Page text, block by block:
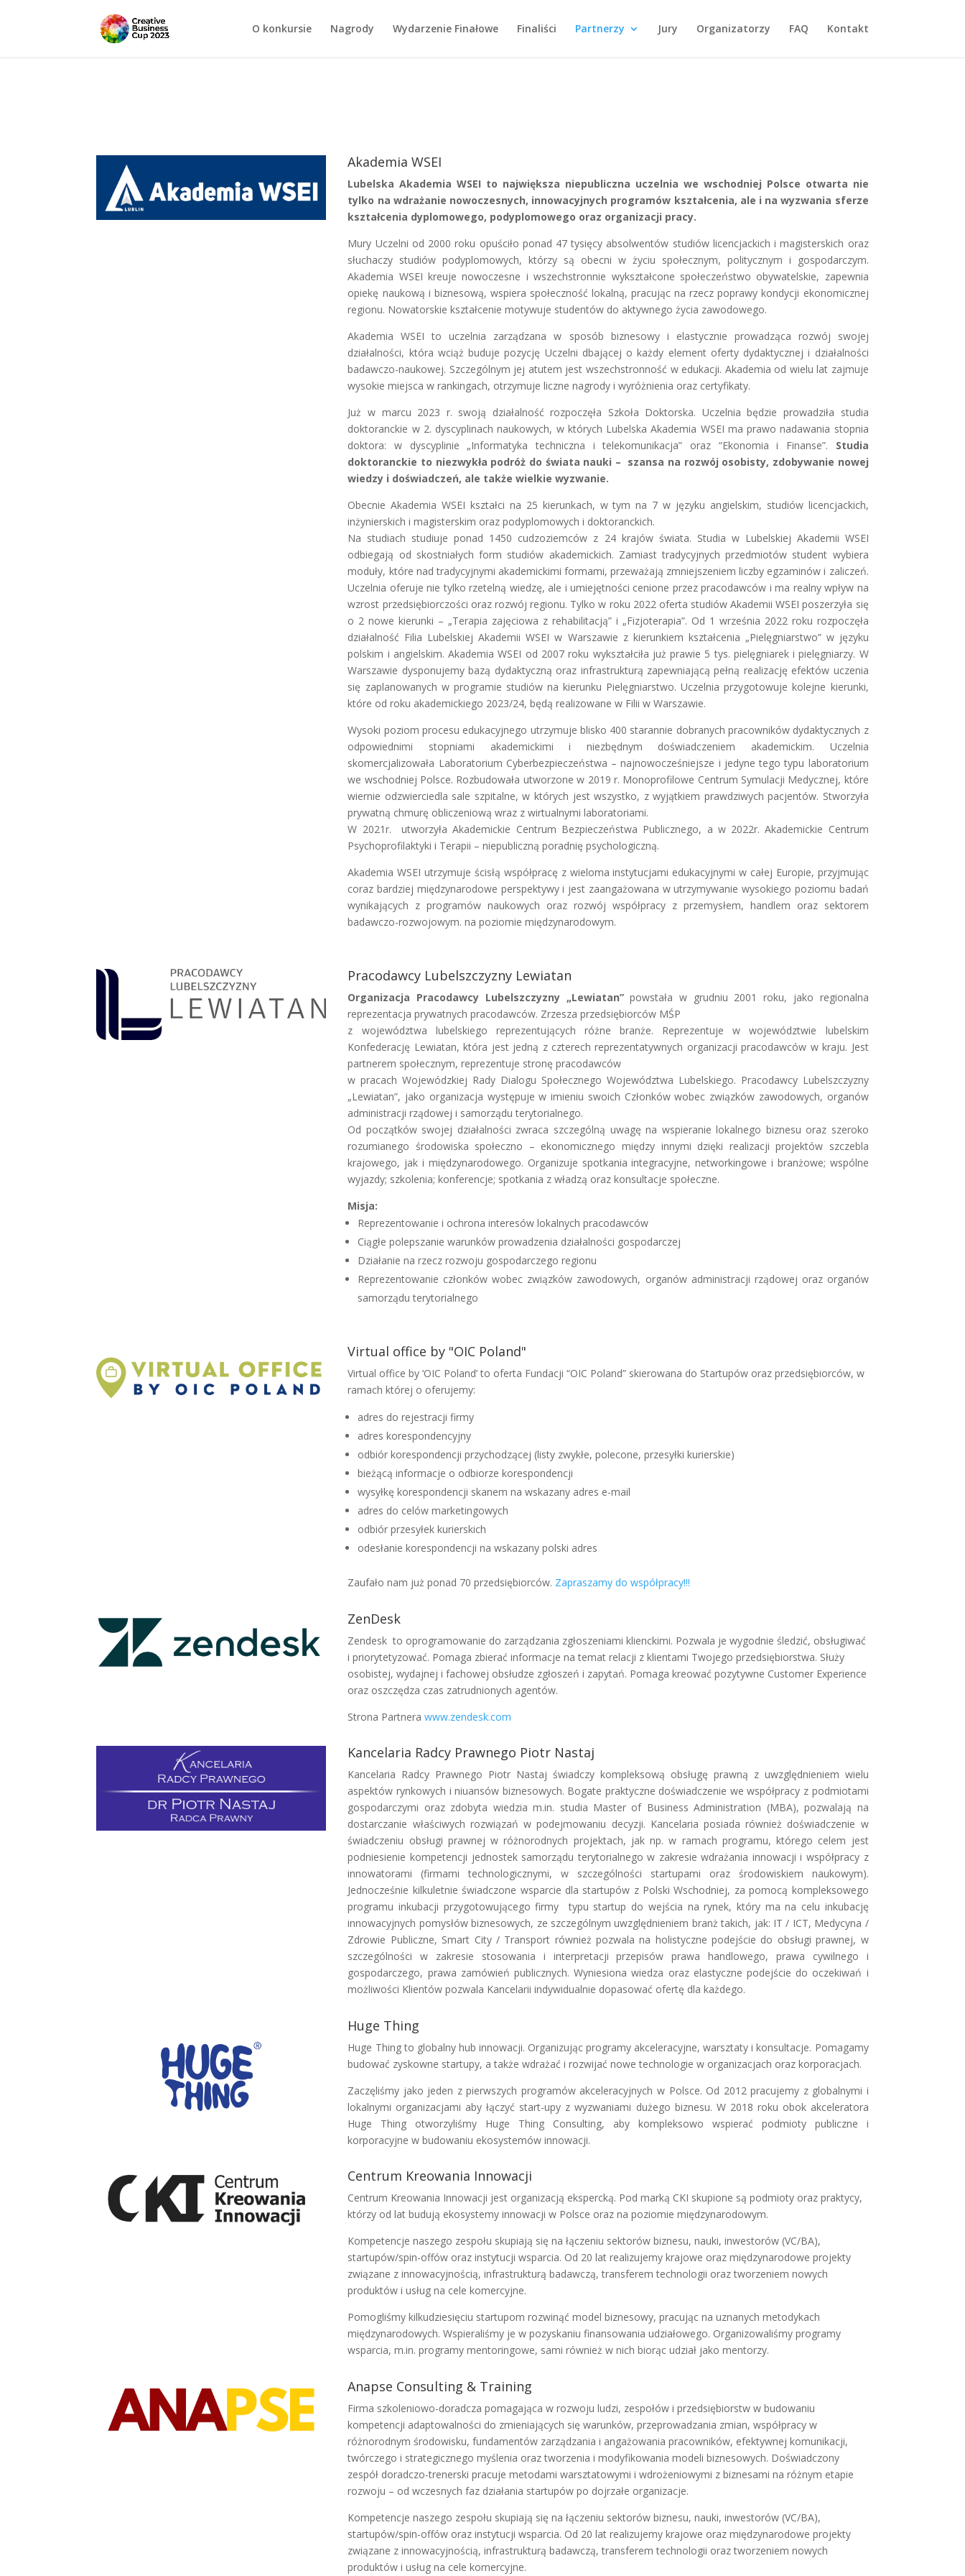
O konkursie Nagrody Wydarzenie Finałowe Finaliści Partnerzy Jury Organizatorzy FAQ Kontakt
Akademia WSEI
Lubelska Akademia WSEI to największa niepubliczna uczelnia we wschodniej Polsce otwarta nie
tylko na wdrażanie nowoczesnych, innowacyjnych programów kształcenia, ale i na wyzwania sferze
kształcenia dyplomowego, podyplomowego oraz organizacji pracy.
Mury Uczelni od 2000 roku opuściło ponad 47 tysięcy absolwentów studiów licencjackich i magisterskich oraz
słuchaczy studiów podyplomowych, którzy są obecni w życiu społecznym, politycznym i gospodarczym.
Akademia WSEI kreuje nowoczesne i wszechstronnie wykształcone społeczeństwo obywatelskie, zapewnia
opiekę naukową i biznesową, wspiera społeczność lokalną, pracując na rzecz poprawy kondycji ekonomicznej
regionu. Nowatorskie kształcenie motywuje studentów do aktywnego życia zawodowego.
Akademia WSEI to uczelnia zarządzana w sposób biznesowy i elastycznie prowadząca rozwój swojej
działalności, która wciąż buduje pozycję Uczelni dbającej o każdy element oferty dydaktycznej i działalności
badawczo-naukowej. Szczególnym jej atutem jest wszechstronność w edukacji. Akademia od wielu lat zajmuje
wysokie miejsca w rankingach, otrzymuje liczne nagrody i wyróżnienia oraz certyfikaty.
Już w marcu 2023 r. swoją działalność rozpoczęła Szkoła Doktorska. Uczelnia będzie prowadziła studia
doktoranckie w 2. dyscyplinach naukowych, w których Lubelska Akademia WSEI ma prawo nadawania stopnia
doktora: w dyscyplinie „Informatyka techniczna i telekomunikacja” oraz “Ekonomia i Finanse”. Studia
doktoranckie to niezwykła podróż do świata nauki – szansa na rozwój osobisty, zdobywanie nowej
wiedzy i doświadczeń, ale także wielkie wyzwanie.
Obecnie Akademia WSEI kształci na 25 kierunkach, w tym na 7 w języku angielskim, studiów licencjackich,
inżynierskich i magisterskim oraz podyplomowych i doktoranckich.
Na studiach studiuje ponad 1450 cudzoziemców z 24 krajów świata. Studia w Lubelskiej Akademii WSEI
odbiegają od skostniałych form studiów akademickich. Zamiast tradycyjnych przedmiotów student wybiera
moduły, które nad tradycyjnymi akademickimi formami, przeważają zmniejszeniem liczby egzaminów i zaliczeń.
Uczelnia oferuje nie tylko rzetelną wiedzę, ale i umiejętności cenione przez pracodawców i ma realny wpływ na
wzrost przedsiębiorczości oraz rozwój regionu. Tylko w roku 2022 oferta studiów Akademii WSEI poszerzyła się
o 2 nowe kierunki – „Terapia zajęciowa z rehabilitacją” i „Fizjoterapia”. Od 1 września 2022 roku rozpoczęła
działalność Filia Lubelskiej Akademii WSEI w Warszawie z kierunkiem kształcenia „Pielęgniarstwo” w języku
polskim i angielskim. Akademia WSEI od 2007 roku wykształciła już prawie 5 tys. pielęgniarek i pielęgniarzy. W
Warszawie dysponujemy bazą dydaktyczną oraz infrastrukturą zapewniającą pełną realizację efektów uczenia
się zaplanowanych w programie studiów na kierunku Pielęgniarstwo. Uczelnia przygotowuje kolejne kierunki,
które od roku akademickiego 2023/24, będą realizowane w Filii w Warszawie.
Wysoki poziom procesu edukacyjnego utrzymuje blisko 400 starannie dobranych pracowników dydaktycznych z
odpowiednimi stopniami akademickimi i niezbędnym doświadczeniem akademickim. Uczelnia
skomercjalizowała Laboratorium Cyberbezpieczeństwa – najnowocześniejsze i jedyne tego typu laboratorium
we wschodniej Polsce. Rozbudowała utworzone w 2019 r. Monoprofilowe Centrum Symulacji Medycznej, które
wiernie odzwierciedla sale szpitalne, w których jest wszystko, z wyjątkiem prawdziwych pacjentów. Stworzyła
prywatną chmurę obliczeniową wraz z wirtualnymi laboratoriami.
W 2021r. utworzyła Akademickie Centrum Bezpieczeństwa Publicznego, a w 2022r. Akademickie Centrum
Psychoprofilaktyki i Terapii – niepubliczną poradnię psychologiczną.
Akademia WSEI utrzymuje ścisłą współpracę z wieloma instytucjami edukacyjnymi w całej Europie, przyjmując
coraz bardziej międzynarodowe perspektywy i jest zaangażowana w utrzymywanie wysokiego poziomu badań
wynikających z programów naukowych oraz rozwój współpracy z przemysłem, handlem oraz sektorem
badawczo-rozwojowym. na poziomie międzynarodowym.
Pracodawcy Lubelszczyzny Lewiatan
Organizacja Pracodawcy Lubelszczyzny „Lewiatan”powstała w grudniu 2001 roku, jako regionalna
reprezentacja prywatnych pracodawców. Zrzesza przedsiębiorców MŚP
z województwa lubelskiego reprezentujących różne branże. Reprezentuje w województwie lubelskim
Konfederację Lewiatan, która jest jedną z czterech reprezentatywnych organizacji pracodawców w kraju. Jest
partnerem społecznym, reprezentuje stronę pracodawców
w pracach Wojewódzkiej Rady Dialogu Społecznego Województwa Lubelskiego. Pracodawcy Lubelszczyzny
„Lewiatan”, jako organizacja występuje w imieniu swoich Członków wobec związków zawodowych, organów
administracji rządowej i samorządu terytorialnego.
Od początków swojej działalności zwraca szczególną uwagę na wspieranie lokalnego biznesu oraz szeroko
rozumianego środowiska społeczno – ekonomicznego między innymi dzięki realizacji projektów szczebla
krajowego, jak i międzynarodowego. Organizuje spotkania integracyjne, networkingowe i branżowe; wspólne
wyjazdy; szkolenia; konferencje; spotkania z władzą oraz konsultacje społeczne.
Misja:
Reprezentowanie i ochrona interesów lokalnych pracodawców
Ciągłe polepszanie warunków prowadzenia działalności gospodarczej
Działanie na rzecz rozwoju gospodarczego regionu
Reprezentowanie członków wobec związków zawodowych, organów administracji rządowej oraz organów
samorządu terytorialnego
Virtual office by "OIC Poland"
Virtual office by ‘OIC Poland’ to oferta Fundacji “OIC Poland” skierowana do Startupów oraz przedsiębiorców, w
ramach której o oferujemy:
adres do rejestracji firmy
adres korespondencyjny
odbiór korespondencji przychodzącej (listy zwykłe, polecone, przesyłki kurierskie)
bieżącą informacje o odbiorze korespondencji
wysyłkę korespondencji skanem na wskazany adres e-mail
adres do celów marketingowych
odbiór przesyłek kurierskich
odesłanie korespondencji na wskazany polski adres
Zaufało nam już ponad 70 przedsiębiorców. Zapraszamy do współpracy!!!
ZenDesk
Zendesk to oprogramowanie do zarządzania zgłoszeniami klienckimi. Pozwala je wygodnie śledzić, obsługiwać
i priorytetyzować. Pomaga zbierać informacje na temat relacji z klientami Twojego przedsiębiorstwa. Służy
osobistej, wydajnej i fachowej obsłudze zgłoszeń i zapytań. Pomaga kreować pozytywne Customer Experience
oraz oszczędza czas zatrudnionych agentów.
Strona Partnerawww.zendesk.com
Kancelaria Radcy Prawnego Piotr Nastaj
Kancelaria Radcy Prawnego Piotr Nastaj świadczy kompleksową obsługę prawną z uwzględnieniem wielu
aspektów rynkowych i niuansów biznesowych. Bogate praktyczne doświadczenie we współpracy z podmiotami
gospodarczymi oraz zdobyta wiedzia m.in. studia Master of Business Administration (MBA), pozwalają na
dostarczanie właściwych rozwiązań w podejmowaniu decyzji. Kancelaria posiada również doświadczenie w
świadczeniu obsługi prawnej w różnorodnych projektach, jak np. w ramach programu, którego celem jest
podniesienie kompetencji jednostek samorządu terytorialnego w zakresie wdrażania innowacji i współpracy z
innowatorami (firmami technologicznymi, w szczególności startupami oraz środowiskiem naukowym).
Jednocześnie kilkuletnie świadczone wsparcie dla startupów z Polski Wschodniej, za pomocą kompleksowego
programu inkubacji przygotowującego firmy typu startup do wejścia na rynek, który ma na celu inkubację
innowacyjnych pomysłów biznesowych, ze szczególnym uwzględnieniem branż takich, jak: IT / ICT, Medycyna /
Zdrowie Publiczne, Smart City / Transport również pozwala na holistyczne podejście do obsługi prawnej, w
szczególności w zakresie stosowania i interpretacji przepisów prawa handlowego, prawa cywilnego i
gospodarczego, prawa zamówień publicznych. Wyniesiona wiedza oraz elastyczne podejście do oczekiwań i
możliwości Klientów pozwala Kancelarii indywidualnie dopasować ofertę dla każdego.
Huge Thing
Huge Thing to globalny hub innowacji. Organizując programy akceleracyjne, warsztaty i konsultacje. Pomagamy
budować zyskowne startupy, a także wdrażać i rozwijać nowe technologie w organizacjach oraz korporacjach.
Zaczęliśmy jako jeden z pierwszych programów akceleracyjnych w Polsce. Od 2012 pracujemy z globalnymi i
lokalnymi organizacjami aby łączyć start-upy z wyzwaniami dużego biznesu. W 2018 roku obok akceleratora
Huge Thing otworzyliśmy Huge Thing Consulting, aby kompleksowo wspierać podmioty publiczne i
korporacyjne w budowaniu ekosystemów innowacji.
Centrum Kreowania Innowacji
Centrum Kreowania Innowacji jest organizacją ekspercką. Pod marką CKI skupione są podmioty oraz praktycy,
którzy od lat budują ekosystemy innowacji w Polsce oraz na poziomie międzynarodowym.
Kompetencje naszego zespołu skupiają się na łączeniu sektorów biznesu, nauki, inwestorów (VC/BA),
startupów/spin-offów oraz instytucji wsparcia. Od 20 lat realizujemy krajowe oraz międzynarodowe projekty
związane z innowacyjnością, infrastrukturą badawczą, transferem technologii oraz tworzeniem nowych
produktów i usług na cele komercyjne.
Pomogliśmy kilkudziesięciu startupom rozwinąć model biznesowy, pracując na uznanych metodykach
międzynarodowych. Wspieraliśmy je w pozyskaniu finansowania udziałowego. Organizowaliśmy programy
wsparcia, m.in. programy mentoringowe, sami również w nich biorąc udział jako mentorzy.
Anapse Consulting & Training
Firma szkoleniowo-doradcza pomagająca w rozwoju ludzi, zespołów i przedsiębiorstw w budowaniu
kompetencji adaptowalności do zmieniających się warunków, przeprowadzania zmian, współpracy w
różnorodnym środowisku, fundamentów zarządzania i angażowania pracowników, efektywnej komunikacji,
twórczego i strategicznego myślenia oraz tworzenia i modyfikowania modeli biznesowych. Doświadczony
zespół doradczo-trenerski pracuje metodami warsztatowymi i wdrożeniowymi z biznesami na różnym etapie
rozwoju – od wczesnych faz działania startupów po dojrzałe organizacje.
Kompetencje naszego zespołu skupiają się na łączeniu sektorów biznesu, nauki, inwestorów (VC/BA),
startupów/spin-offów oraz instytucji wsparcia. Od 20 lat realizujemy krajowe oraz międzynarodowe projekty
związane z innowacyjnością, infrastrukturą badawczą, transferem technologii oraz tworzeniem nowych
produktów i usług na cele komercyjne.